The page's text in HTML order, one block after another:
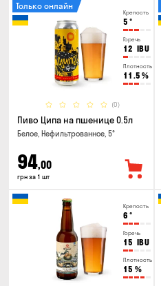
Крепость
5 °
Горечь
12 IBU
Плотность
11.5 %
(0)
Только онлайн
Пиво Ципа на пшенице 0.5л
Белое, Нефильтрованное, 5°
94,00
грн за 1 шт
Крепость
6 °
Горечь
15 IBU
Плотность
15 %